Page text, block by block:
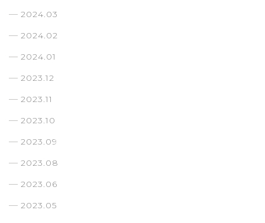
2024.03
2024.02
2024.01
2023.12
2023.11
2023.10
2023.09
2023.08
2023.06
2023.05